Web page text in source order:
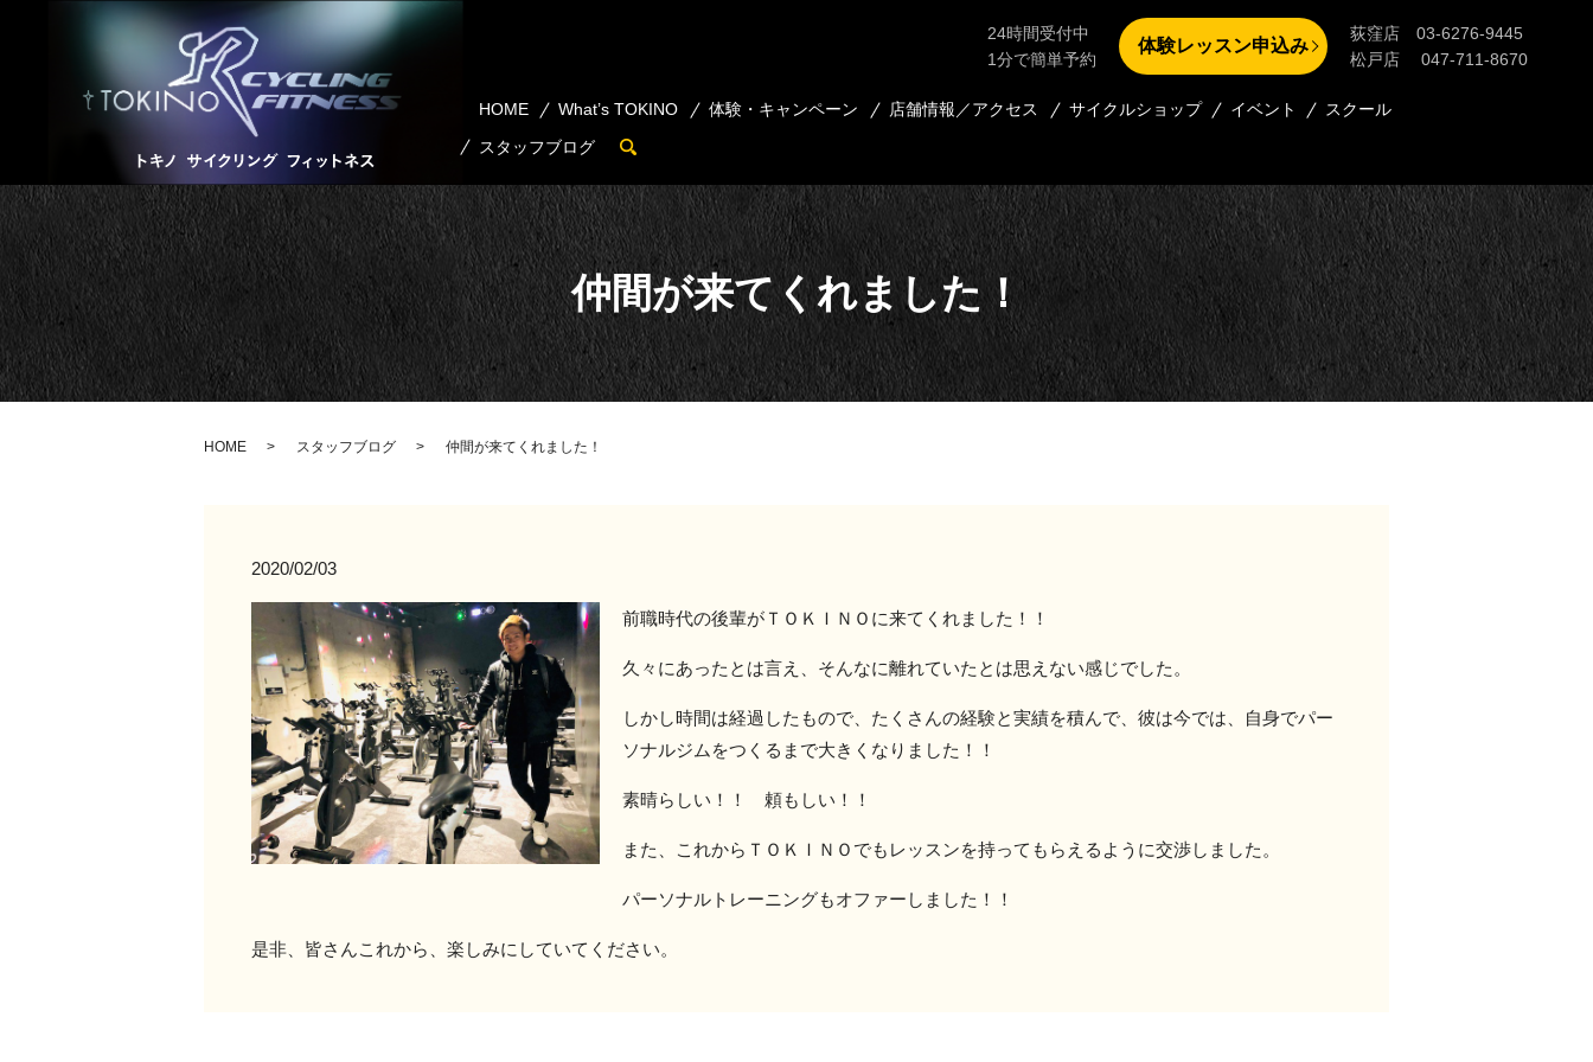
HOME What’s TOKINO 体験・キャンペーン 店舗情報／アクセス サイクルショップ イベント
スクール
スタッフブログ
search
24時間受付中
1分で簡単予約
体験レッスン申込み
荻窪店 03-6276-9445
松戸店 047-711-8670
仲間が来てくれました！
HOME スタッフブログ 仲間が来てくれました！
2020/02/03
前職時代の後輩がＴＯＫＩＮＯに来てくれました！！
久々にあったとは言え、そんなに離れていたとは思えない感じでした。
しかし時間は経過したもので、たくさんの経験と実績を積んで、彼は今では、自身でパー
ソナルジムをつくるまで大きくなりました！！
素晴らしい！！ 頼もしい！！
また、これからＴＯＫＩＮＯでもレッスンを持ってもらえるように交渉しました。
パーソナルトレーニングもオファーしました！！
是非、皆さんこれから、楽しみにしていてください。